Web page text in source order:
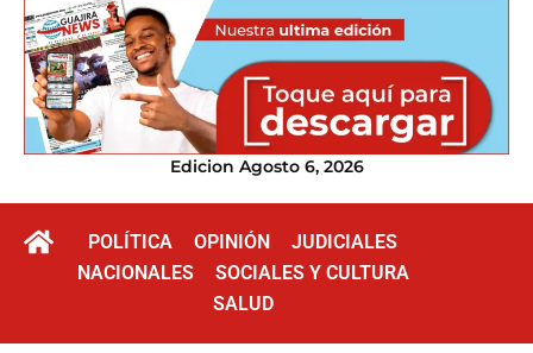
Edicion Agosto 6, 2026
POLÍTICA OPINIÓN
JUDICIALES
NACIONALES
SOCIALES Y CULTURA
SALUD